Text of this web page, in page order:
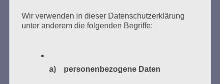
Zum 26. Mal gibt es eine Marathonlesung anlässlich
Wir verwenden in dieser Datenschutzerklärung
unter anderem die folgenden Begriffe:
a) personenbezogene Daten